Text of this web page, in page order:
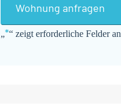
„*“ zeigt erforderliche Felder an
Wohnung anfragen